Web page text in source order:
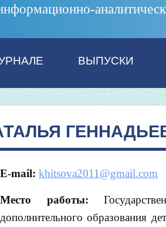
ВЫПУСКИ
E-mail: khitsova2011@gmail.com
Место работы:
дополнительного образования